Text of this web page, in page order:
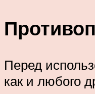
Перед
как и любого